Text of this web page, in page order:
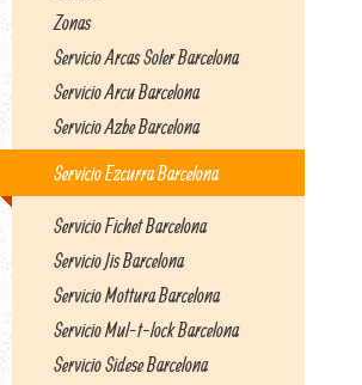
Zonas
Servicio Arcas Soler Barcelona
Servicio Arcu Barcelona
Servicio Azbe Barcelona
Servicio Ezcurra Barcelona
Servicio Fichet Barcelona
Servicio Jis Barcelona
Servicio Mottura Barcelona
Servicio Mul-t-lock Barcelona
Servicio Sidese Barcelona